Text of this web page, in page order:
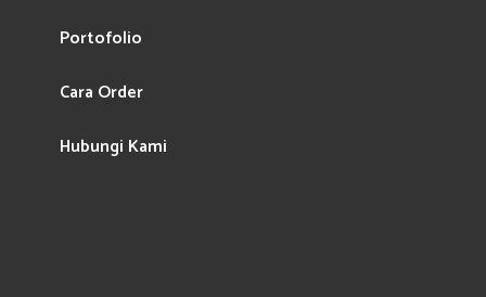
Portofolio
Cara Order
Hubungi Kami